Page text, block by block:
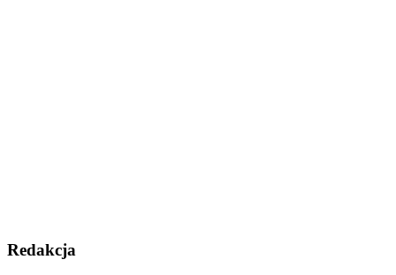
Redakcja